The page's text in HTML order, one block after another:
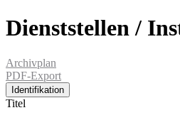
Dienststellen /
Archivplan
PDF-Export
Identifikation
Titel